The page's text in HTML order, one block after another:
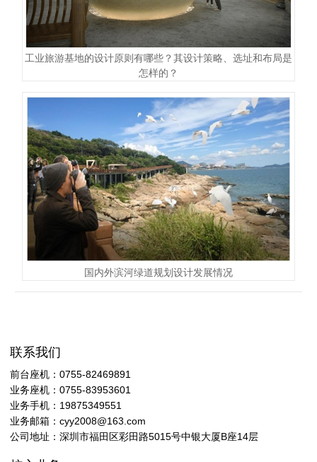
工业旅游基地的设计原则有哪些？其设计策略、选址和布局是
怎样的？
国内外滨河绿道规划设计发展情况
联系我们
前台座机：0755-82469891
业务座机：0755-83953601
业务手机：19875349551
业务邮箱：cyy2008@163.com
公司地址：深圳市福田区彩田路5015号中银大厦B座14层